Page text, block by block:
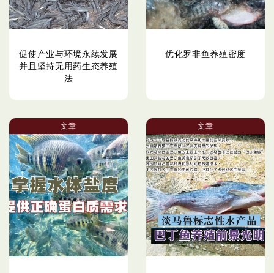
促使产业与环境永续发展
并且坚持无用药生态养殖
法
优化罗非鱼养殖密度
文章 文章